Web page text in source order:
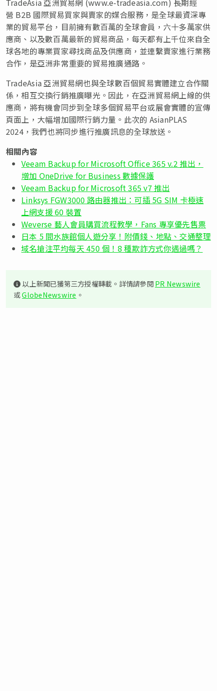
TradeAsia 亞洲貿易網 (www.e-tradeasia.com) 長期經
營 B2B 國際貿易買家與賣家的媒合服務，是全球最資深專
業的貿易平台，目前擁有數百萬的全球會員，六十多萬家供
應商、以及數百萬最新的貿易商品，每天都有上千位來自全
球各地的專業買家尋找商品及供應商，並連繫賣家進行業務
合作，是亞洲非常重要的貿易推廣通路。
TradeAsia 亞洲貿易網也與全球數百個貿易實體建立合作關
係，相互交換行銷推廣曝光。因此，在亞洲貿易網上線的供
應商，將有機會同步到全球多個貿易平台或展會實體的宣傳
頁面上，大幅增加國際行銷力量。此次的 AsianPLAS
2024，我們也將同步進行推廣訊息的全球放送。
相關內容
Veeam Backup for Microsoft Office 365 v.2 推出，
增加 OneDrive for Business 數據保護
Veeam Backup for Microsoft 365 v7 推出
Linksys FGW3000 路由器推出：可插 5G SIM 卡極速
上網支援 60 裝置
Weverse 藝人會員購買流程教學，Fans 專享優先售票
日本 5 間水族館個人遊分享！附價錢、地點、交通整理
域名搶注平均每天 450 個！8 種欺詐方式你遇過嗎？
以上新聞已獲第三方授權轉載。詳情請參閱PR Newswire
或GlobeNewswire 。